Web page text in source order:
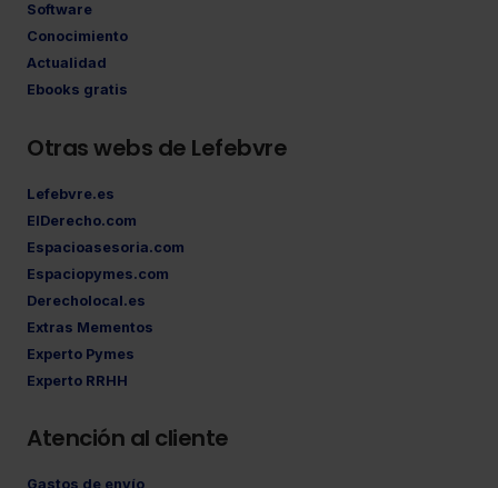
Software
Conocimiento
Actualidad
Ebooks gratis
Otras webs de Lefebvre
Lefebvre.es
ElDerecho.com
Espacioasesoria.com
Espaciopymes.com
Derecholocal.es
Extras Mementos
Experto Pymes
Experto RRHH
Atención al cliente
Gastos de envío